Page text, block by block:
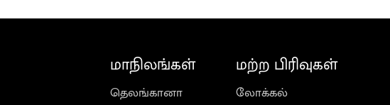
மாநிலங்கள்
தெலங்கானா
மற்ற பிரிவுகள்
லோக்கல்